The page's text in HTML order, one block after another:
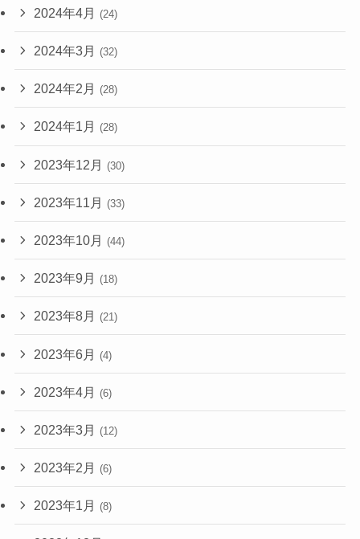
2024年4月 (24)
2024年3月 (32)
2024年2月 (28)
2024年1月 (28)
2023年12月 (30)
2023年11月 (33)
2023年10月 (44)
2023年9月 (18)
2023年8月 (21)
2023年6月 (4)
2023年4月 (6)
2023年3月 (12)
2023年2月 (6)
2023年1月 (8)